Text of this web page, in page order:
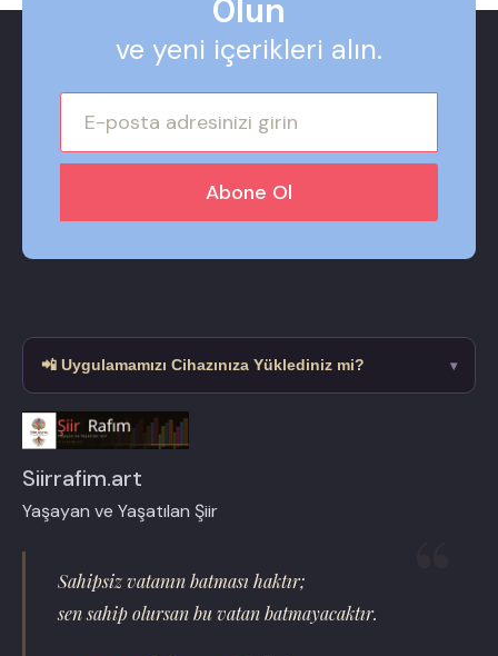
Olun
ve yeni içerikleri alın.
📲 Uygulamamızı Cihazınıza Yüklediniz mi? ▾
Siirrafim.art
Yaşayan ve Yaşatılan Şiir
Sahipsiz vatanın batması haktır;
sen sahip olursan bu vatan batmayacaktır.